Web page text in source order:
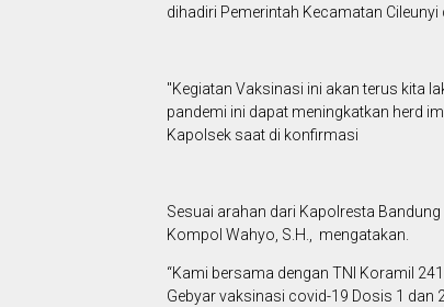
dihadiri Pemerintah Kecamatan
"Kegiatan Vaksinasi ini akan terus kita
pandemi ini dapat meningkatkan herd
Kapolsek saat di konfirmasi
Sesuai arahan dari Kapolresta
Kompol Wahyo, S.H., mengatakan.
“Kami bersama dengan TNI Koramil
Gebyar vaksinasi covid-19 Dosis 1 dan